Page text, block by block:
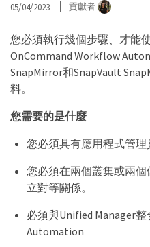
05/04/2023 貢獻者
您必須執行幾個步驟、才能
OnCommand Workflow
SnapMirror和SnapVault
料。
您需要的是什麼
您必須具有應用程式管理
您必須在兩個叢集或兩個
立對等關係。
必須與Unified Manager
Automation